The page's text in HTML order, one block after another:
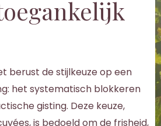
berust de stijlkeuze op een
het systematisch blokkeren
gisting. Deze keuze,
is bedoeld om de frisheid,